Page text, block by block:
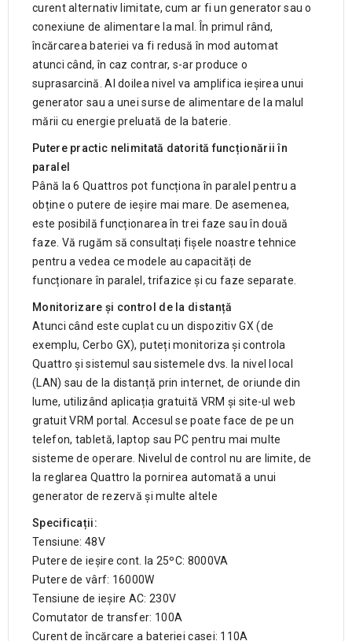
curent alternativ limitate, cum ar fi un generator sau o
conexiune de alimentare la mal. În primul rând,
încărcarea bateriei va fi redusă în mod automat
atunci când, în caz contrar, s-ar produce o
suprasarcină. Al doilea nivel va amplifica ieșirea unui
generator sau a unei surse de alimentare de la malul
mării cu energie preluată de la baterie.
Putere practic nelimitată datorită funcționării în
paralel
Până la 6 Quattros pot funcționa în paralel pentru a
obține o putere de ieșire mai mare. De asemenea,
este posibilă funcționarea în trei faze sau în două
faze. Vă rugăm să consultați fișele noastre tehnice
pentru a vedea ce modele au capacități de
funcționare în paralel, trifazice și cu faze separate.
Monitorizare și control de la distanță
Atunci când este cuplat cu un dispozitiv GX (de
exemplu, Cerbo GX), puteți monitoriza și controla
Quattro și sistemul sau sistemele dvs. la nivel local
(LAN) sau de la distanță prin internet, de oriunde din
lume, utilizând aplicația gratuită VRM și site-ul web
gratuit VRM portal. Accesul se poate face de pe un
telefon, tabletă, laptop sau PC pentru mai multe
sisteme de operare. Nivelul de control nu are limite, de
la reglarea Quattro la pornirea automată a unui
generator de rezervă și multe altele
Specificații:
Tensiune: 48V
Putere de ieșire cont. la 25ºC: 8000VA
Putere de vârf: 16000W
Tensiune de ieșire AC: 230V
Comutator de transfer: 100A
Curent de încărcare a bateriei casei: 110A